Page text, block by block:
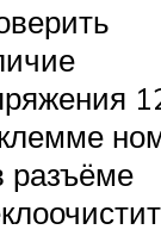
разъёме